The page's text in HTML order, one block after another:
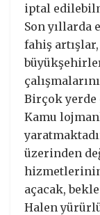
iptal
Son yıllarda
fahiş
Birçok yerde
Kamu
üzerinden
hizmetlerinin
açacak,
Halen